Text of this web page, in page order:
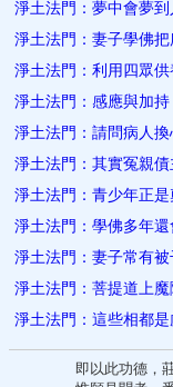
淨土法門：夢中會夢
淨土法門：妻子學佛
淨土法門：利用四眾
淨土法門：感應與加持
淨土法門：請問病人
淨土法門：其實冤親
淨土法門：青少年正
淨土法門：學佛多年
淨土法門：妻子常有
淨土法門：菩提道上
淨土法門：這些相都是
即以此功德，